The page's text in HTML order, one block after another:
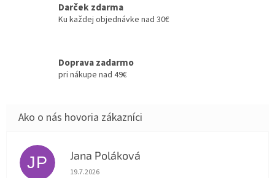
Darček zdarma
Ku každej objednávke nad 30€
Doprava zadarmo
pri nákupe nad 49€
JP Jana Poláková
Hodnotenie obchodu je 5 z 5 hviezdičiek.
19.7.2026